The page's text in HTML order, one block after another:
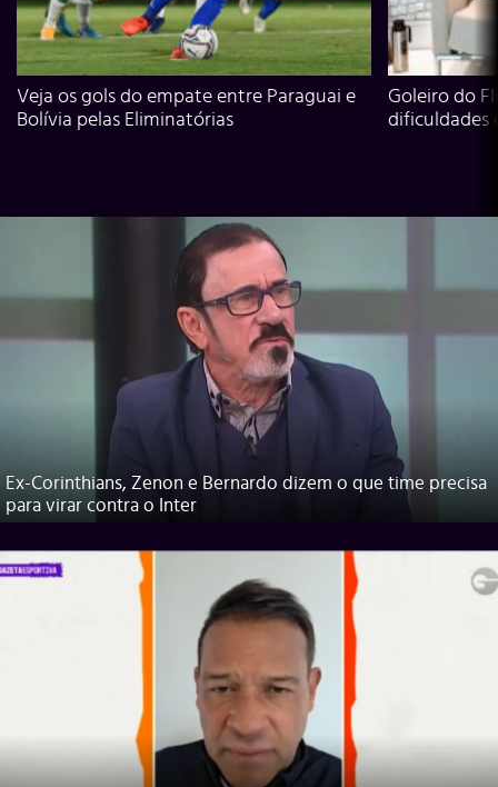
Veja os gols do empate entre Paraguai e
Bolívia pelas Eliminatórias
Goleiro do
dificuldades
Ex-Corinthians, Zenon e Bernardo dizem o que time precisa
para virar contra o Inter